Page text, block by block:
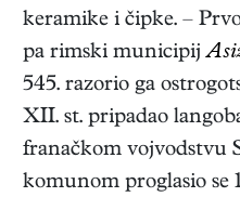
keramike i čipke. –
pa rimski municipij
545. razorio ga
XII. st. pripadao
franačkom vojvodstvu
komunom proglasio se